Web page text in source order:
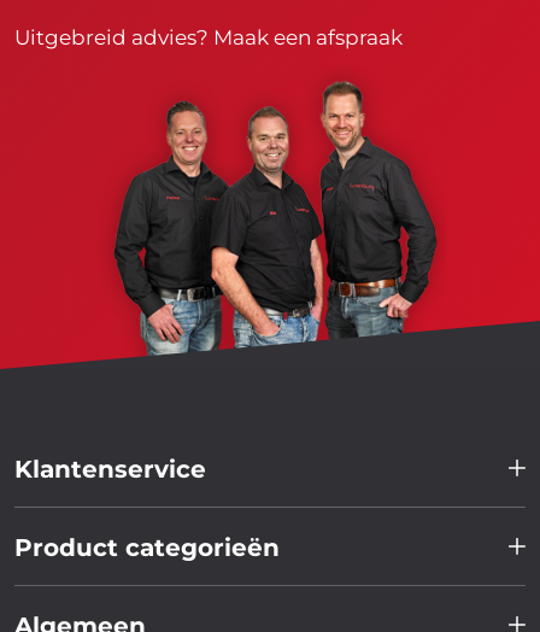
Uitgebreid advies? Maak een afspraak
Klantenservice
Product categorieën
Algemeen